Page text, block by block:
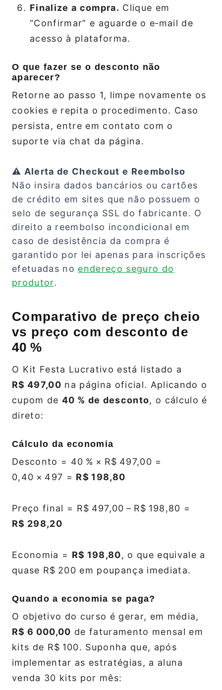
Finalize a compra. Clique em
“Confirmar” e aguarde o e‑mail de
acesso à plataforma.
O que fazer se o desconto não
aparecer?
Retorne ao passo 1, limpe novamente os
cookies e repita o procedimento. Caso
persista, entre em contato com o
suporte via chat da página.
⚠️ Alerta de Checkout e Reembolso
Não insira dados bancários ou cartões
de crédito em sites que não possuem o
selo de segurança SSL do fabricante. O
direito a reembolso incondicional em
caso de desistência da compra é
garantido por lei apenas para inscrições
efetuadas no endereço seguro do
produtor.
Comparativo de preço cheio
vs preço com desconto de
40 %
O Kit Festa Lucrativo está listado a
R$ 497,00 na página oficial. Aplicando o
cupom de 40 % de desconto, o cálculo é
direto:
Cálculo da economia
Desconto = 40 % × R$ 497,00 =
0,40 × 497 = R$ 198,80
Preço final = R$ 497,00 – R$ 198,80 =
R$ 298,20
Economia = R$ 198,80, o que equivale a
quase R$ 200 em poupança imediata.
Quando a economia se paga?
O objetivo do curso é gerar, em média,
R$ 6 000,00 de faturamento mensal em
kits de R$ 100. Suponha que, após
implementar as estratégias, a aluna
venda 30 kits por mês: